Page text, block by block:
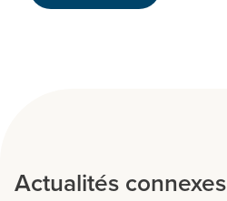
Actualités connexes